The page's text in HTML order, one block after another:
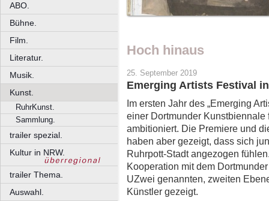
ABO.
Bühne.
Film.
Literatur.
Musik.
Kunst.
RuhrKunst.
Sammlung.
trailer spezial.
Kultur in NRW.
trailer Thema.
Auswahl.
Hoch hinaus
25. September 2019
Emerging Artists Festival
Im ersten Jahr des „Emerging
einer Dortmunder
ambitioniert. Die Premiere und
haben aber gezeigt, dass sich
Ruhrpott-Stadt angezogen
Kooperation mit dem
UZwei genannten, zweiten
Künstler gezeigt.